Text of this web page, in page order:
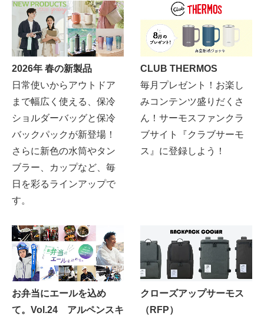
2026年 春の新製品
日常使いからアウトドア
まで幅広く使える、保冷
ショルダーバッグと保冷
バックパックが新登場！
さらに新色の水筒やタン
ブラー、カップなど、毎
日を彩るラインアップで
す。
CLUB THERMOS
毎月プレゼント！お楽し
みコンテンツ盛りだくさ
ん！サーモスファンクラ
ブサイト『クラブサーモ
ス』に登録しよう！
お弁当にエールを込め
て。Vol.24 アルペンスキ
クローズアップサーモス
（RFP）